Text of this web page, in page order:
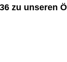
zu unseren